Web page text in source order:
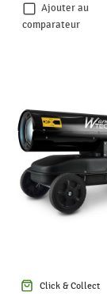
Ajouter au
comparateur
Click & Collect